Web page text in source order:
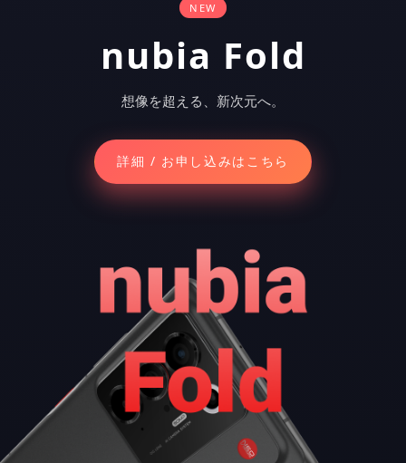
NEW
nubia Fold
想像を超える、新次元へ。
詳細 / お申し込みはこちら